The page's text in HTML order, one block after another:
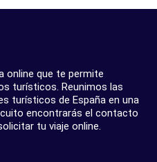
online que te permite
turísticos. Reunimos las
turísticos de España en una
encontrarás el contacto
tu viaje online.